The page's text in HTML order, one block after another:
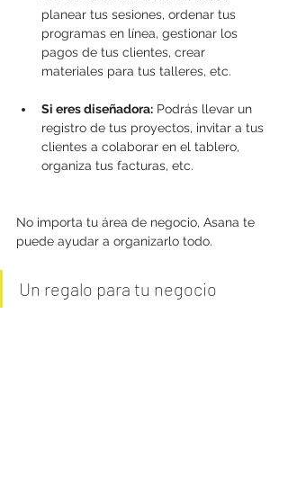
planear tus sesiones, ordenar tus
programas en línea, gestionar los
pagos de tus clientes, crear
materiales para tus talleres, etc.
Si eres diseñadora: Podrás llevar un
registro de tus proyectos, invitar a tus
clientes a colaborar en el tablero,
organiza tus facturas, etc.
No importa tu área de negocio, Asana te
puede ayudar a organizarlo todo.
Un regalo para tu negocio